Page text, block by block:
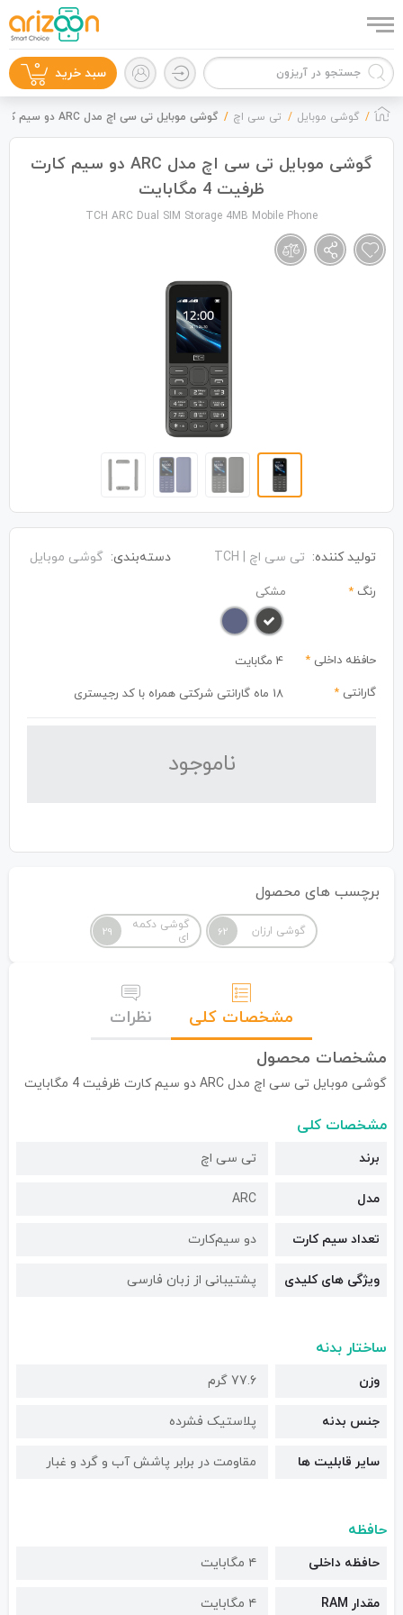
سبد خرید 0
گوشی موبایل تی سی اچ گوشی موبایل تی سی اچ مدل ARC دو سیم کارت ظرفیت 4 مگابایت
گوشی موبایل تی سی اچ مدل ARC دو سیم کارت
ظرفیت 4 مگابایت
TCH ARC Dual SIM Storage 4MB Mobile Phone
تولید کننده: تی سی اچ | TCH دسته‌بندی: گوشی موبایل
رنگ * مشکی
حافظه داخلی *
4 مگابایت
گارانتی * 18 ماه گارانتی شرکتی همراه با کد رجیستری
نا‌موجود
برچسب های محصول
گوشی ارزان 62
گوشی دکمه
ای
29
مشخصات کلی
نظرات
مشخصات محصول
گوشی موبایل تی سی اچ مدل ARC دو سیم کارت ظرفیت 4 مگابایت
مشخصات کلی
برند تی سی اچ
مدل ARC
تعداد سیم کارت دو سیم‌کارت
ویژگی های کلیدی پشتیبانی از زبان فارسی
ساختار بدنه
وزن 77.6 گرم
جنس بدنه پلاستیک فشرده
سایر قابلیت ها مقاومت در برابر پاشش آب و گرد و غبار
حافظه
حافظه داخلی ۴ مگابایت
مقدار RAM ۴ مگابایت